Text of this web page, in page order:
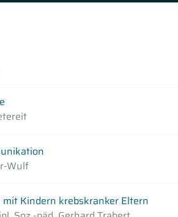
Wulf
Kindern krebskranker Eltern